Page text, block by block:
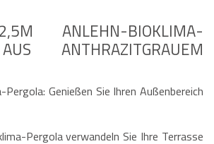
ANLEHN-BIOKLIMA-
ANTHRAZITGRAUEM
Genießen Sie Ihren Außenbereich
Pergola verwandeln Sie Ihre Terrasse